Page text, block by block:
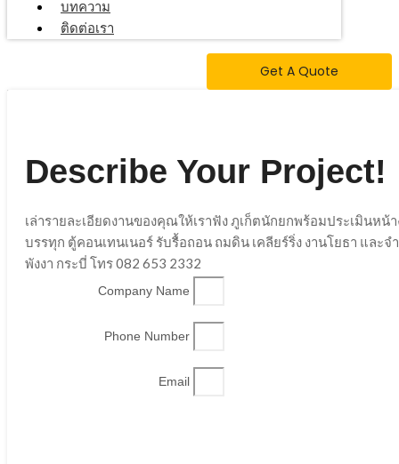
บทความ
ติดต่อเรา
Get A Quote
Describe Your Project!
เล่ารายละเอียดงานของคุณให้เราฟัง ภูเก็ตนักยกพร้อมประเมินหน้
บรรทุก ตู้คอนเทนเนอร์ รับรื้อถอน ถมดิน เคลียร์ริ่ง งานโยธา และ
พังงา กระบี่ โทร 082 653 2332
Company Name
Phone Number
Email